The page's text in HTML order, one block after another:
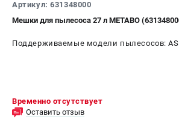
Артикул: 631348000
Мешки для пылесоса 27 л METABO
Поддерживаемые модели пылесосов:
Временно отсутствует
Оставить отзыв